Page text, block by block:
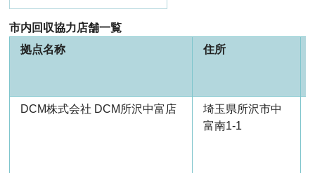
市内回収協力店舗一覧
拠点名称
住所
DCM株式会社 DCM所沢中富店
埼玉県所沢市中
富南1-1